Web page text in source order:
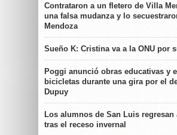
Contrataron a un fletero de Villa
una falsa mudanza y lo
Mendoza
Sueño K: Cristina va a la ONU por
Poggi anunció obras educativas y
bicicletas durante una gira por el
Dupuy
Los alumnos de San Luis regresan
tras el receso invernal